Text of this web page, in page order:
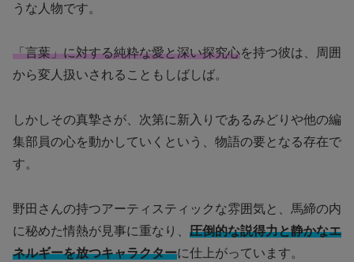
うな人物です。
「言葉」に対する純粋な愛と深い探究心を持つ彼は、周囲
から変人扱いされることもしばしば。
しかしその真摯さが、次第に新入りであるみどりや他の編
集部員の心を動かしていくという、物語の要となる存在で
す。
野田さんの持つアーティスティックな雰囲気と、馬締の内
に秘めた情熱が見事に重なり、 圧倒的な説得力と静かなエ
ネルギーを放つキャラクターに仕上がっています。